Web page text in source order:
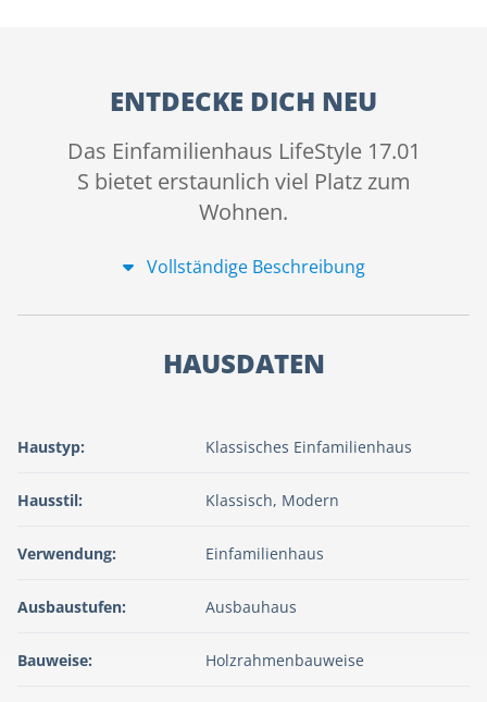
ENTDECKE DICH NEU
Das Einfamilienhaus LifeStyle 17.01
S bietet erstaunlich viel Platz zum
Wohnen.
Vollständige Beschreibung
HAUSDATEN
Haustyp: Klassisches Einfamilienhaus
Hausstil: Klassisch, Modern
Verwendung: Einfamilienhaus
Ausbaustufen: Ausbauhaus
Bauweise: Holzrahmenbauweise